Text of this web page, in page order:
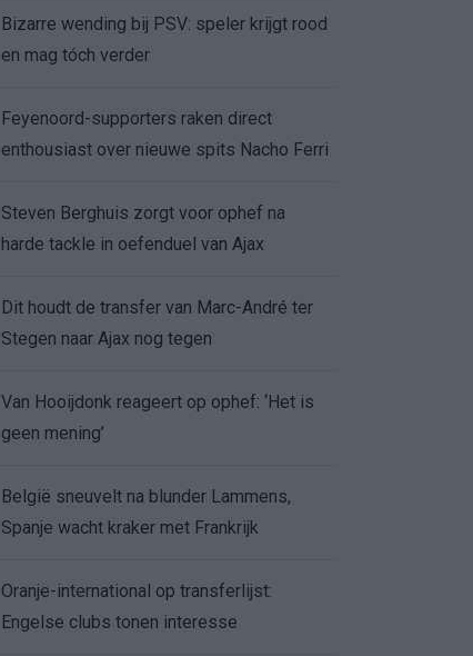
Bizarre wending bij PSV: speler krijgt rood
en mag tóch verder
Feyenoord-supporters raken direct
enthousiast over nieuwe spits Nacho Ferri
Steven Berghuis zorgt voor ophef na
harde tackle in oefenduel van Ajax
Dit houdt de transfer van Marc-André ter
Stegen naar Ajax nog tegen
Van Hooijdonk reageert op ophef: ‘Het is
geen mening’
België sneuvelt na blunder Lammens,
Spanje wacht kraker met Frankrijk
Oranje-international op transferlijst:
Engelse clubs tonen interesse